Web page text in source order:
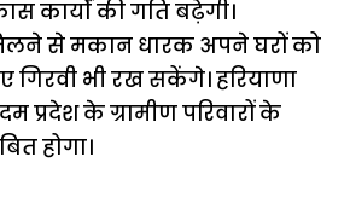
कार्यों की गति बढ़ेगी।
से मकान धारक अपने घरों को
भी रख सकेंगे। हरियाणा
प्रदेश के ग्रामीण परिवारों के
होगा।